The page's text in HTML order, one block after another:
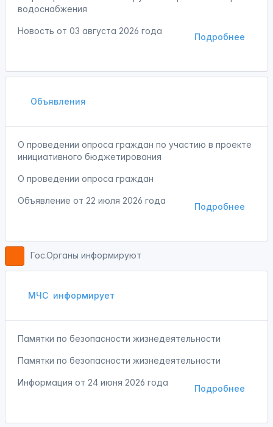
водоснабжения
Подробнее
Новость от 03 августа 2026 года
Объявления
О проведении опроса граждан по участию в проекте
инициативного бюджетирования
О проведении опроса граждан
Подробнее
Объявление от 22 июля 2026 года
Гос.Органы информируют
МЧС информирует
Памятки по безопасности жизнедеятельности
Памятки по безопасности жизнедеятельности
Подробнее
Информация от 24 июня 2026 года